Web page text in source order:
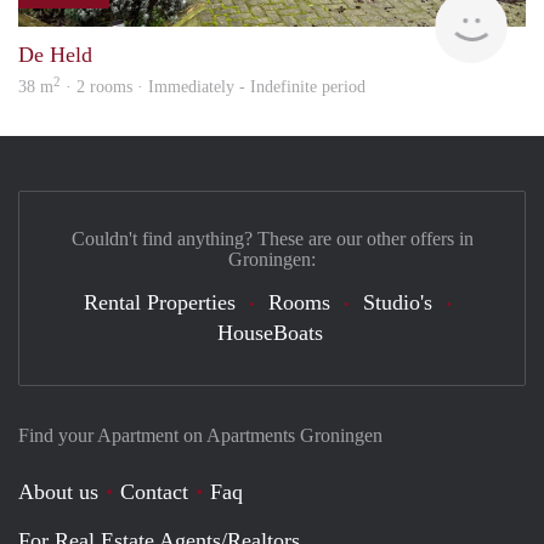
De Held
38 m2 · 2 rooms · Immediately - Indefinite period
Find your Apartment on Apartments Groningen
About us Contact
Faq
Couldn't find anything? These are our other offers in
Groningen:
Rental Properties Rooms
Studio's
HouseBoats